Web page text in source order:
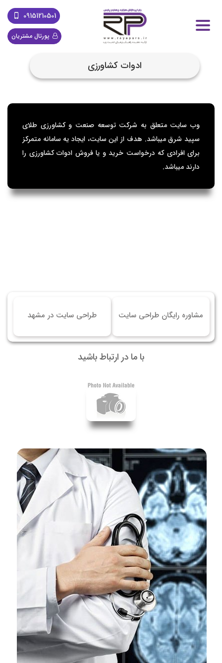
09151210501
پورتال مشتریان
ادوات کشاورزی
وب سایت متعلق به شرکت توسعه صنعت و کشاورزی طلای
سپید شرق میباشد. هدف از این سایت، ایجاد یه سامانه متمرکز
برای افرادی که درخواست خرید و یا فروش ادوات کشاورزی را
دارند میباشد.
مشاوره رایگان طراحی سایت طراحی سایت در مشهد
با ما در ارتباط باشید